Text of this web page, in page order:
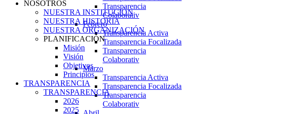
Transparencia
Colaborativ
Febrero
Transparencia Activa
Transparencia Focalizada
Transparencia
Colaborativ
Marzo
Transparencia Activa
Transparencia Focalizada
Transparencia
Colaborativ
NOSOTROS
NUESTRA INSTITUCIÓN
NUESTRA HISTORIA
NUESTRA ORGANIZACIÓN
PLANIFICACIÓN
Misión
Visión
Objetivos
Principios
TRANSPARENCIA
TRANSPARENCIA
2026
2025